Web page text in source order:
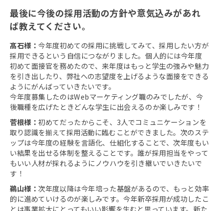
最後に今後の採用活動の方針や意気込みがあれ
ば教えてください。
髙石様：今年度初めての採用に挑戦してみて、採用したい方が
採用できるという自信につながりました。個人的には今年度
初めて面接官を務めたので、来年度はもっと学生の強みや魅力
を引き出したり、弊社への志望度を上げるような面接をできる
ようにがんばっていきたいです。
今年度募集したのはWebマーケティング職のみでしたが、今
後職種を広げたときどんな学生に出会えるのか楽しみです！
菅根様：初めてだったからこそ、3人でコミュニケーションを
取り認識を揃えて採用活動に臨むことができました。次のステ
ップは今年度の経験を言語化、仕組化することで、次年度もい
い結果を出せる体制を整えることです。誰が採用担当をやって
もいい人材が採れるようにノウハウを引き継いでいきたいで
す！
鵜山様：次年度以降は今年培った基盤があるので、もっと効率
的に進めていけるのが楽しみです。今年新卒採用が成功したこ
とは事業拡大にとってもいい影響を生むと思っています。新た